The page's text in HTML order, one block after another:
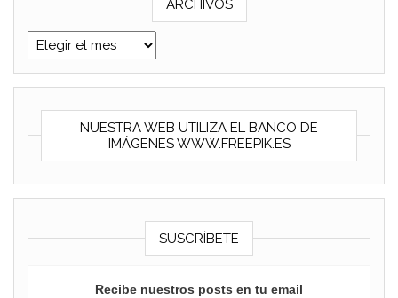
ARCHIVOS
Archivos
NUESTRA WEB UTILIZA EL BANCO DE
IMÁGENES WWW.FREEPIK.ES
SUSCRÍBETE
Recibe nuestros posts en tu email